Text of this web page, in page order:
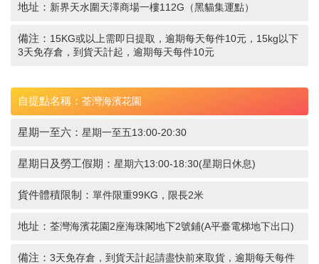
地址： 新界天水圍天澤商場一樓112G（黑貓集運點）
備注： 15KG或以上需即日提取，逾期每天每件10元，15kg以下
3天免存倉，到貨天計起，逾期每天每件10元
自提點名稱： 荃灣海濱花園
星期一至六： 星期一至五13:00-20:30
星期日及勞工假期： 星期六13:00-18:30(星期日休息)
貨件體積限制： 單件限重99KG，限長2米
地址： 荃灣海濱花園2座海珠閣地下2號鋪(A平臺電梯地下出口)
備注： 3天免存倉，到貨天計起請盡快前來取貨，逾期每天每件